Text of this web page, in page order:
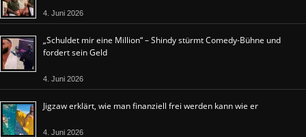
4. Juni 2026
„Schuldet mir eine Million“ – Shindy stürmt Comedy-Bühne und
fordert sein Geld
4. Juni 2026
Jigzaw erklärt, wie man finanziell frei werden kann wie er
4. Juni 2026